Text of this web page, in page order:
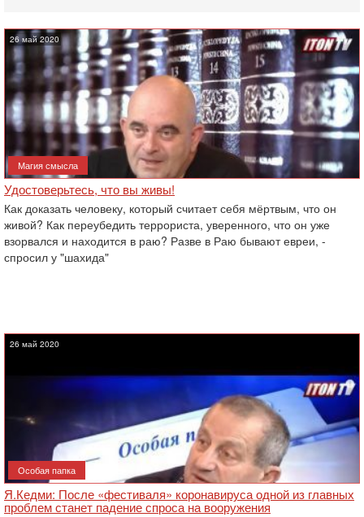
26 май 2020
Магия смысла
Удостоверьтесь, что вы живы!
Как доказать человеку, который считает себя мёртвым, что он
живой? Как переубедить террориста, уверенного, что он уже
взорвался и находится в раю? Разве в Раю бывают евреи, -
спросил у "шахида"
26 май 2020
Особая папка
Я.Кедми: После «фестиваля» коронавируса одной из главных
проблем станет падение спроса на вооружения